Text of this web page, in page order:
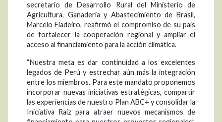
secretario de Desarrollo Rural del Ministerio de
Agricultura, Ganadería y Abastecimiento de Brasil,
Marcelo Fiadeiro, reafirmó el compromiso de su país
de fortalecer la cooperación regional y ampliar el
acceso al financiamiento para la acción climática.
“Nuestra meta es dar continuidad a los excelentes
legados de Perú y estrechar aún más la integración
entre los miembros. Para este mandato proponemos
incorporar nuevas iniciativas estratégicas, compartir
las experiencias de nuestro Plan ABC+ y consolidar la
Iniciativa Raíz para atraer nuevos mecanismos de